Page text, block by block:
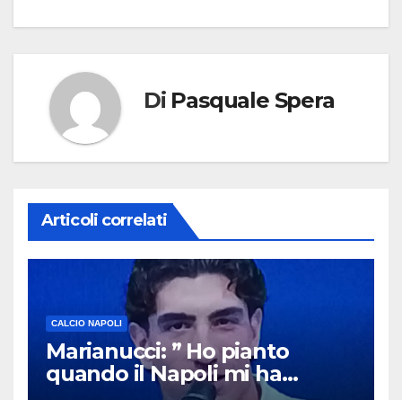
Di Pasquale Spera
Articoli correlati
CALCIO NAPOLI
Marianucci: ” Ho pianto
quando il Napoli mi ha